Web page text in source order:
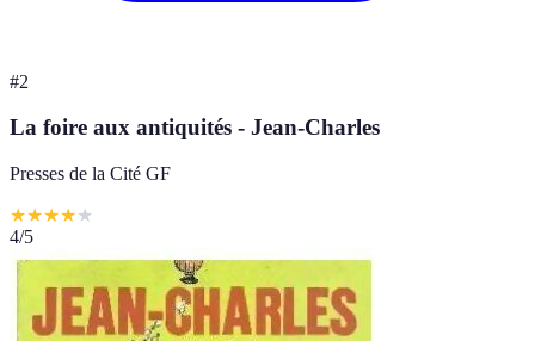
#2
La foire aux antiquités - Jean-Charles
Presses de la Cité GF
★★★★★
4/5